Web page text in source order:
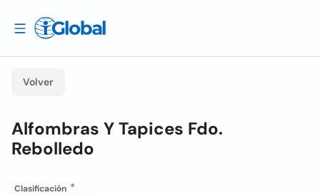
Volver
Alfombras Y Tapices Fdo.
Rebolledo
Clasificación